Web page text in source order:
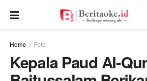
Home Foto
Kepala Paud Al-